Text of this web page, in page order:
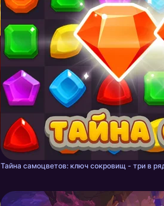
Тайна самоцветов: ключ сокровищ - три в